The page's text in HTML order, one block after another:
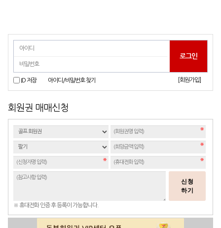
ID 저장 아이디/비밀번호 찾기 [회원가입]
회원권 매매신청
신청
하기
※ 휴대전화 인증 후 등록이 가능합니다.